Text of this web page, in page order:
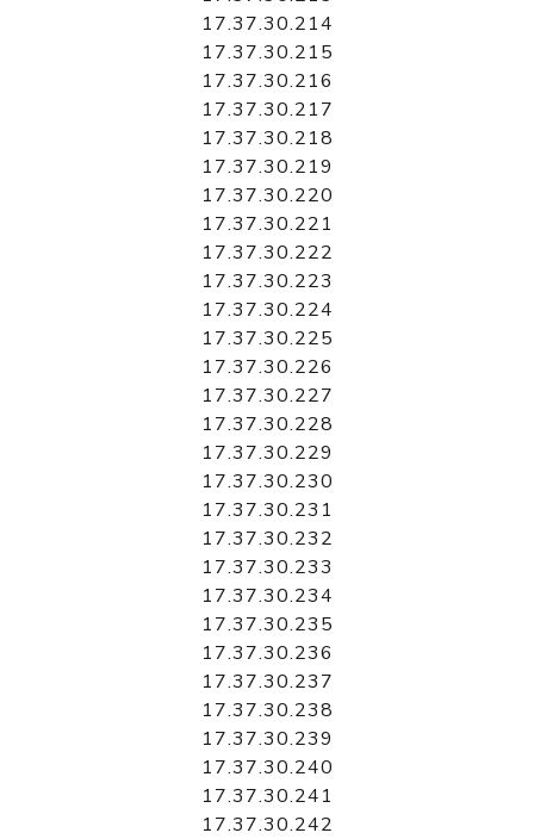
17.37.30.214
17.37.30.215
17.37.30.216
17.37.30.217
17.37.30.218
17.37.30.219
17.37.30.220
17.37.30.221
17.37.30.222
17.37.30.223
17.37.30.224
17.37.30.225
17.37.30.226
17.37.30.227
17.37.30.228
17.37.30.229
17.37.30.230
17.37.30.231
17.37.30.232
17.37.30.233
17.37.30.234
17.37.30.235
17.37.30.236
17.37.30.237
17.37.30.238
17.37.30.239
17.37.30.240
17.37.30.241
17.37.30.242